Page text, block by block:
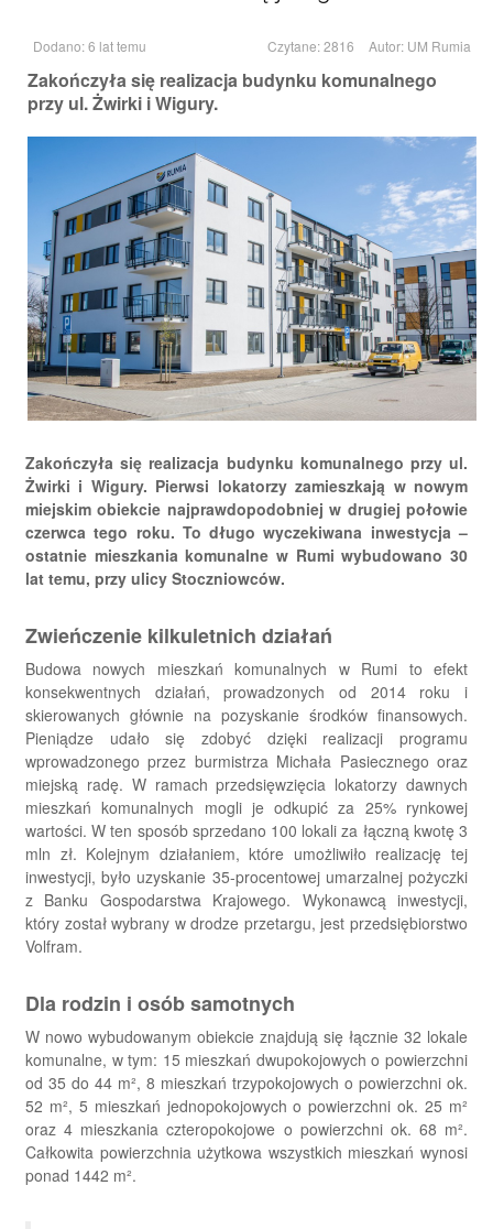
Dodano: 6 lat temu Czytane: 2816 Autor: UM Rumia
Zakończyła się realizacja budynku komunalnego
przy ul. Żwirki i Wigury.
Zakończyła się realizacja budynku komunalnego przy ul.
Żwirki i Wigury. Pierwsi lokatorzy zamieszkają w nowym
miejskim obiekcie najprawdopodobniej w drugiej połowie
czerwca tego roku. To długo wyczekiwana inwestycja –
ostatnie mieszkania komunalne w Rumi wybudowano 30
lat temu, przy ulicy Stoczniowców.
Zwieńczenie kilkuletnich działań
Budowa nowych mieszkań komunalnych w Rumi to efekt
konsekwentnych działań, prowadzonych od 2014 roku i
skierowanych głównie na pozyskanie środków finansowych.
Pieniądze udało się zdobyć dzięki realizacji programu
wprowadzonego przez burmistrza Michała Pasiecznego oraz
miejską radę. W ramach przedsięwzięcia lokatorzy dawnych
mieszkań komunalnych mogli je odkupić za 25% rynkowej
wartości. W ten sposób sprzedano 100 lokali za łączną kwotę 3
mln zł. Kolejnym działaniem, które umożliwiło realizację tej
inwestycji, było uzyskanie 35-procentowej umarzalnej pożyczki
z Banku Gospodarstwa Krajowego. Wykonawcą inwestycji,
który został wybrany w drodze przetargu, jest przedsiębiorstwo
Volfram.
Dla rodzin i osób samotnych
W nowo wybudowanym obiekcie znajdują się łącznie 32 lokale
komunalne, w tym: 15 mieszkań dwupokojowych o powierzchni
od 35 do 44 m², 8 mieszkań trzypokojowych o powierzchni ok.
52 m², 5 mieszkań jednopokojowych o powierzchni ok. 25 m²
oraz 4 mieszkania czteropokojowe o powierzchni ok. 68 m².
Całkowita powierzchnia użytkowa wszystkich mieszkań wynosi
ponad 1442 m².